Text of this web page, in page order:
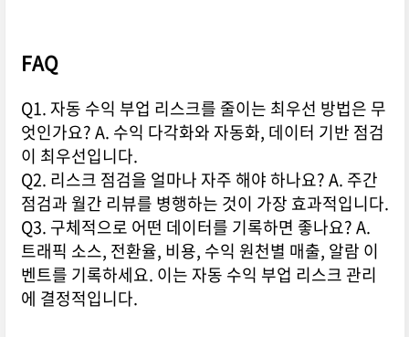
FAQ
Q1. 자동 수익 부업 리스크를 줄이는 최우선 방법은 무
엇인가요? A. 수익 다각화와 자동화, 데이터 기반 점검
이 최우선입니다.
Q2. 리스크 점검을 얼마나 자주 해야 하나요? A. 주간
점검과 월간 리뷰를 병행하는 것이 가장 효과적입니다.
Q3. 구체적으로 어떤 데이터를 기록하면 좋나요? A.
트래픽 소스, 전환율, 비용, 수익 원천별 매출, 알람 이
벤트를 기록하세요. 이는 자동 수익 부업 리스크 관리
에 결정적입니다.